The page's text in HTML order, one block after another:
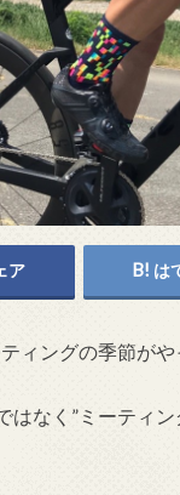
ア は
ィングの季節がや
なく”ミーティン